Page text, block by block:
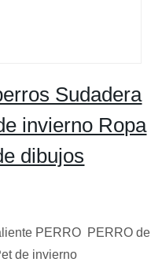
Sudadera
invierno Ropa
dibujos
PERRO PERRO de
de invierno